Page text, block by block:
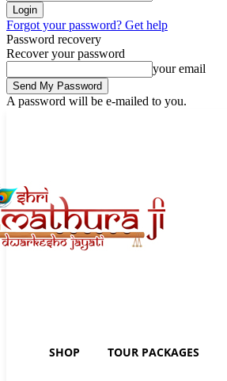
Forgot your password? Get help
Password recovery
Recover your password
your email
A password will be e-mailed to you.
SHOP TOUR PACKAGES